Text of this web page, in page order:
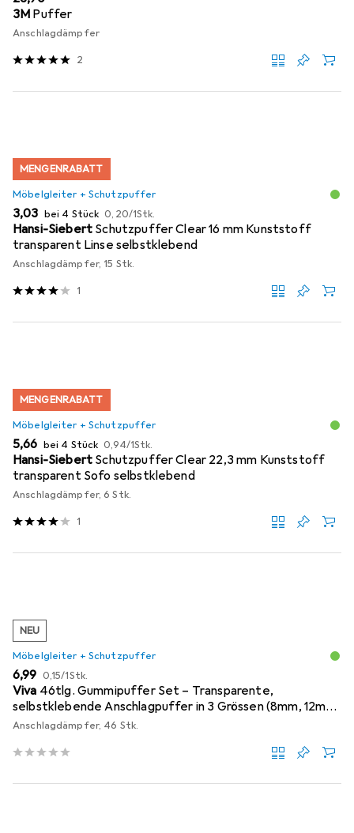
3M Puffer
Anschlagdämpfer
2
MENGENRABATT
Möbelgleiter + Schutzpuffer
EUR
3,03 bei 4 Stück EUR
0,20/1Stk.
Hansi-Siebert Schutzpuffer Clear 16 mm Kunststoff
transparent Linse selbstklebend
Anschlagdämpfer, 15 Stk.
1
MENGENRABATT
Möbelgleiter + Schutzpuffer
EUR
5,66 bei 4 Stück EUR
0,94/1Stk.
Hansi-Siebert Schutzpuffer Clear 22,3 mm Kunststoff
transparent Sofo selbstklebend
Anschlagdämpfer, 6 Stk.
1
NEU
Möbelgleiter + Schutzpuffer
EUR
6,99 EUR
0,15/1Stk.
Viva 46tlg. Gummipuffer Set – Transparente,
selbstklebende Anschlagpuffer in 3 Grössen (8mm, 12mm,
18mm)
Anschlagdämpfer, 46 Stk.